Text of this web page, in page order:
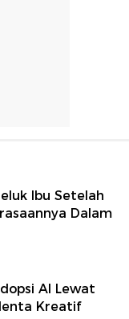
Ibu Setelah
Dalam
AI Lewat
Kreatif